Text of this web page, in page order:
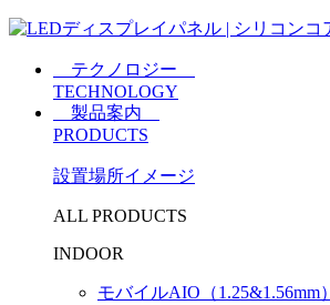
テクノロジー
TECHNOLOGY
製品案内
PRODUCTS
設置場所イメージ
ALL PRODUCTS
INDOOR
モバイルAIO（1.25&1.56mm）